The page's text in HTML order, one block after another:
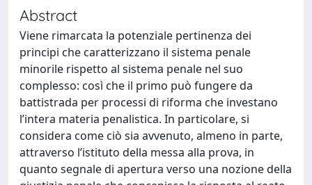
Abstract
Viene rimarcata la potenziale pertinenza dei
principi che caratterizzano il sistema penale
minorile rispetto al sistema penale nel suo
complesso: così che il primo può fungere da
battistrada per processi di riforma che investano
l’intera materia penalistica. In particolare, si
considera come ciò sia avvenuto, almeno in parte,
attraverso l’istituto della messa alla prova, in
quanto segnale di apertura verso una nozione della